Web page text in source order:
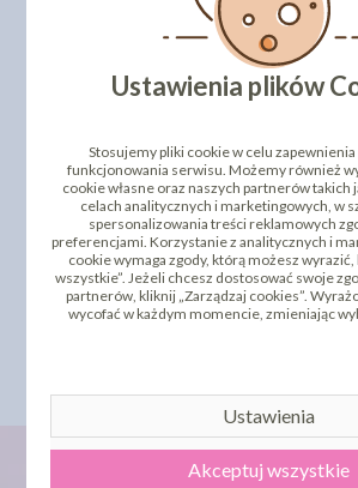
GOŹDZIK ŻÓŁTY
CIENIOWANY 22SZT
cena:87,24 zł
Ustawienia plików
Stosujemy pliki cookie w celu
funkcjonowania serwisu. Możemy również
cookie własne oraz naszych partnerów takich
celach analitycznych i marketingowych, w
spersonalizowania treści reklamowych
preferencjami. Korzystanie z analitycznych i
cookie wymaga zgody, którą możesz
wszystkie”. Jeżeli chcesz dostosować swoje
partnerów, kliknij „Zarządzaj cookies”.
wycofać w każdym momencie, zmieniając
Ustawienia
Akceptuj wszystkie